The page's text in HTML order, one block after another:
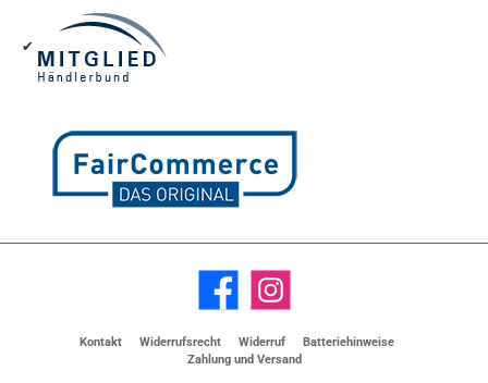
✔
Facebook Instagram
Kontakt Widerrufsrecht Widerruf
Batteriehinweise
Zahlung und Versand